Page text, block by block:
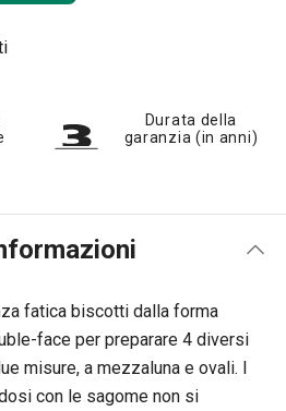
Durata della
garanzia (in anni)
fatica biscotti dalla forma
face per preparare 4 diversi
misure, a mezzaluna e ovali. I
con le sagome non si